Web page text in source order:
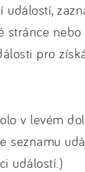
stránce
pro
v levém
seznamu
událostí.)